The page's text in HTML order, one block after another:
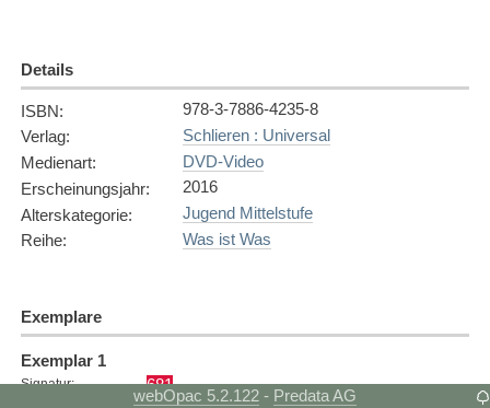
Details
ISBN:
978-3-7886-4235-8
Verlag:
Schlieren : Universal
Medienart:
DVD-Video
Erscheinungsjahr:
2016
Alterskategorie:
Jugend Mittelstufe
Reihe: Was ist Was
Exemplare
Exemplar 1
Signatur: 681
webOpac 5.2.122 - Predata AG